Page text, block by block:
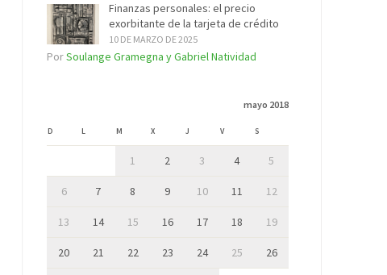
Finanzas personales: el precio
exorbitante de la tarjeta de crédito
10 DE MARZO DE 2025
PorSoulange Gramegna y Gabriel Natividad
mayo 2018
D L M X J V S
1 2 3 4 5
6 7 8 9 10 11 12
13 14 15 16 17 18 19
20 21 22 23 24 25 26